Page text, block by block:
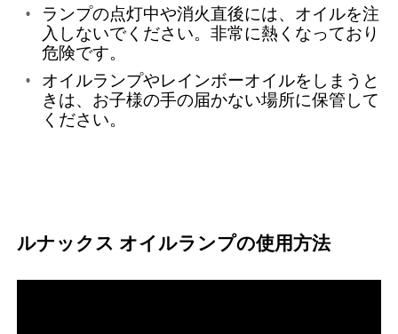
ランプの点灯中や消火直後には、オイルを注
入しないでください。非常に熱くなっており
危険です。
オイルランプやレインボーオイルをしまうと
きは、お子様の手の届かない場所に保管して
ください。
ルナックス オイルランプの使用方法